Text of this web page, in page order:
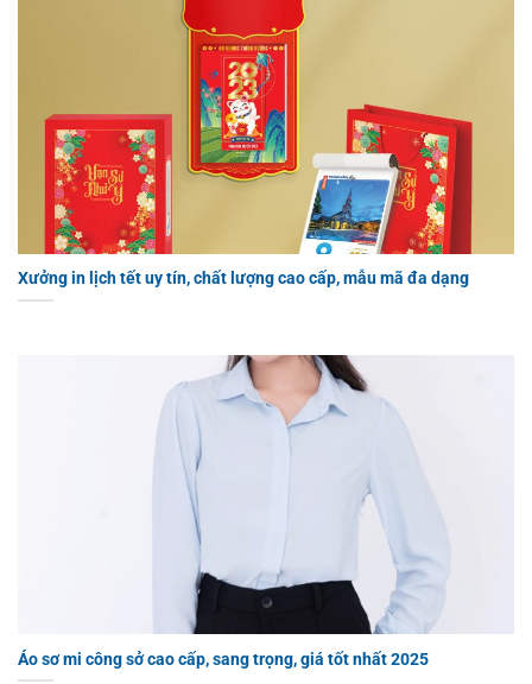
Xưởng in lịch tết uy tín, chất lượng cao cấp, mẫu mã đa dạng
Áo sơ mi công sở cao cấp, sang trọng, giá tốt nhất 2025